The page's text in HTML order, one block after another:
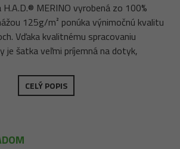
MERINO vyrobená zo 100%
125g/m² ponúka výnimočnú kvalitu
Vďaka kvalitnému spracovaniu
je šatka veľmi príjemná na dotyk,
CELÝ POPIS